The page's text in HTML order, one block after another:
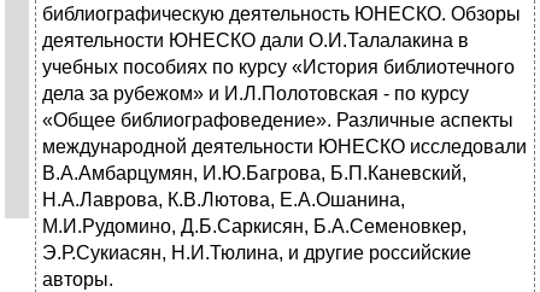
библиографическую деятельность ЮНЕСКО. Обзоры
деятельности ЮНЕСКО дали О.И.Талалакина в
учебных пособиях по курсу «История библиотечного
дела за рубежом» и И.Л.Полотовская - по курсу
«Общее библиографоведение». Различные аспекты
международной деятельности ЮНЕСКО исследовали
В.А.Амбарцумян, И.Ю.Багрова, Б.П.Каневский,
Н.А.Лаврова, К.В.Лютова, Е.А.Ошанина,
М.И.Рудомино, Д.Б.Саркисян, Б.А.Семеновкер,
Э.Р.Сукиасян, Н.И.Тюлина, и другие российские
авторы.